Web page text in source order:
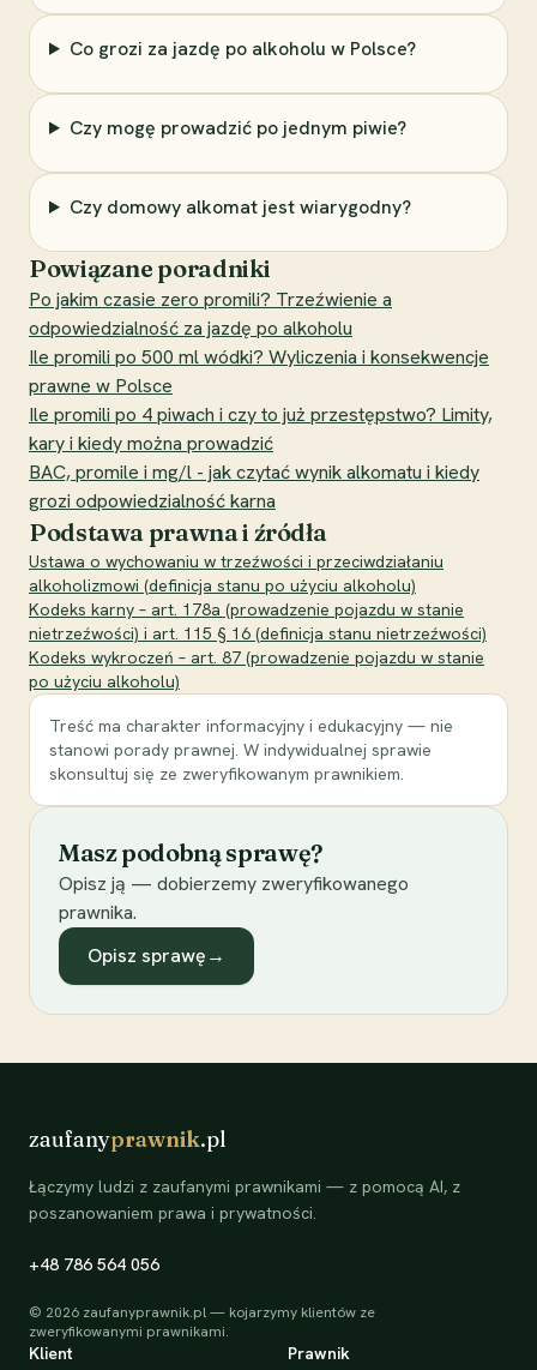
Co grozi za jazdę po alkoholu w Polsce?
Czy mogę prowadzić po jednym piwie?
Czy domowy alkomat jest wiarygodny?
Powiązane poradniki
Po jakim czasie zero promili? Trzeźwienie a
odpowiedzialność za jazdę po alkoholu
Ile promili po 500 ml wódki? Wyliczenia i konsekwencje
prawne w Polsce
Ile promili po 4 piwach i czy to już przestępstwo? Limity,
kary i kiedy można prowadzić
BAC, promile i mg/l - jak czytać wynik alkomatu i kiedy
grozi odpowiedzialność karna
Podstawa prawna i źródła
Ustawa o wychowaniu w trzeźwości i przeciwdziałaniu
alkoholizmowi (definicja stanu po użyciu alkoholu)
Kodeks karny – art. 178a (prowadzenie pojazdu w stanie
nietrzeźwości) i art. 115 § 16 (definicja stanu nietrzeźwości)
Kodeks wykroczeń – art. 87 (prowadzenie pojazdu w stanie
po użyciu alkoholu)
Treść ma charakter informacyjny i edukacyjny — nie
stanowi porady prawnej. W indywidualnej sprawie
skonsultuj się ze zweryfikowanym prawnikiem.
Masz podobną sprawę?
Opisz ją — dobierzemy zweryfikowanego
prawnika.
Opisz sprawę→
zaufanyprawnik.pl
Łączymy ludzi z zaufanymi prawnikami — z pomocą AI, z
poszanowaniem prawa i prywatności.
+48 786 564 056
© 2026 zaufanyprawnik.pl — kojarzymy klientów ze
zweryfikowanymi prawnikami.
Klient Prawnik